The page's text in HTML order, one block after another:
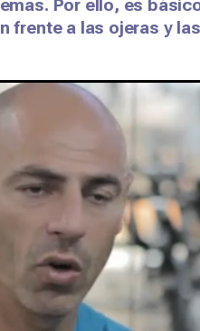
Por ello, es
frente a las ojeras y